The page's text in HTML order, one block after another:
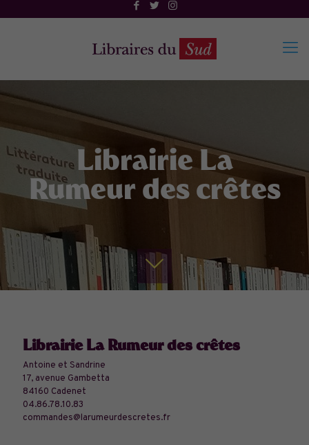
Librairie La
Rumeur des crêtes
Librairie La Rumeur des crêtes
Antoine et Sandrine
17, avenue Gambetta
84160 Cadenet
04.86.78.10.83
commandes@larumeurdescretes.fr